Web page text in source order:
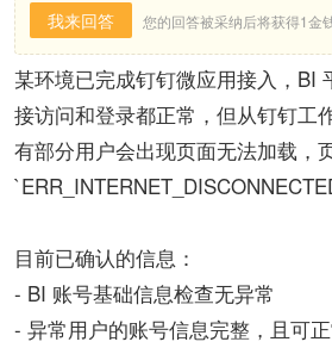
我来回答
您的回答被采纳后将获得1金
某环境已完成钉钉微应用接入，BI
接访问和登录都正常，但从钉钉工
有部分用户会出现页面无法加载，
目前已确认的信息：
- BI 账号基础信息检查无异常
- 异常用户的账号信息完整，且可